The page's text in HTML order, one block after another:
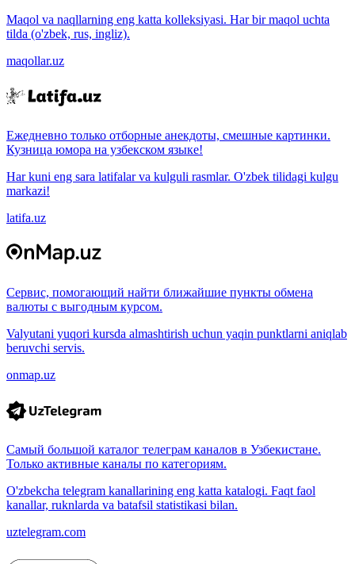
Maqol va naqllarning eng katta kolleksiyasi. Har bir maqol uchta
tilda (o'zbek, rus, ingliz).
maqollar.uz
Ежедневно только отборные анекдоты, смешные картинки.
Кузница юмора на узбекском языке!
Har kuni eng sara latifalar va kulguli rasmlar. O'zbek tilidagi kulgu
markazi!
latifa.uz
Сервис, помогающий найти ближайшие пункты обмена
валюты с выгодным курсом.
Valyutani yuqori kursda almashtirish uchun yaqin punktlarni aniqlab
beruvchi servis.
onmap.uz
Самый большой каталог телеграм каналов в Узбекистане.
Только активные каналы по категориям.
O'zbekcha telegram kanallarining eng katta katalogi. Faqt faol
kanallar, ruknlarda va batafsil statistikasi bilan.
uztelegram.com